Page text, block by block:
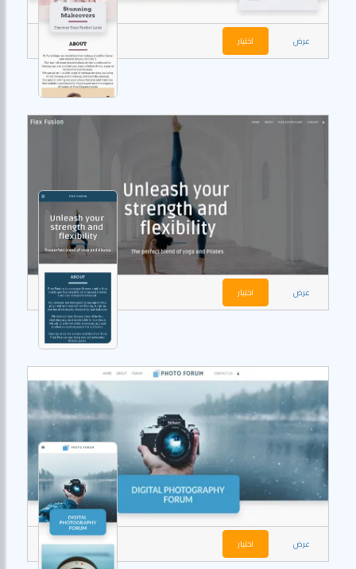
عرض اختيار
عرض اختيار
عرض اختيار